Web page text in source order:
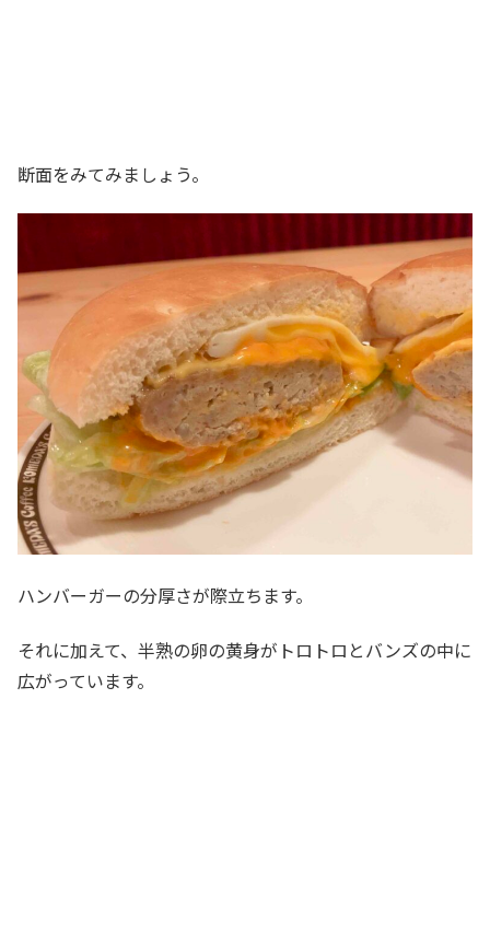
断面をみてみましょう。
ハンバーガーの分厚さが際立ちます。
それに加えて、半熟の卵の黄身がトロトロとバンズの中に
広がっています。